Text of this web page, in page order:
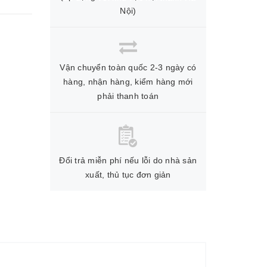
Nội)
Vận chuyển toàn quốc 2-3 ngày có
hàng, nhận hàng, kiểm hàng mới
phải thanh toán
Đổi trả miễn phí nếu lỗi do nhà sản
xuất, thủ tục đơn giản